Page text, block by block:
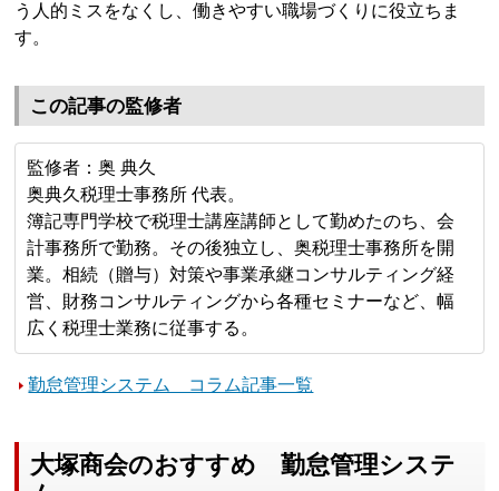
う人的ミスをなくし、働きやすい職場づくりに役立ちま
す。
この記事の監修者
監修者：奥 典久
奥典久税理士事務所 代表。
簿記専門学校で税理士講座講師として勤めたのち、会
計事務所で勤務。その後独立し、奥税理士事務所を開
業。相続（贈与）対策や事業承継コンサルティング経
営、財務コンサルティングから各種セミナーなど、幅
広く税理士業務に従事する。
勤怠管理システム コラム記事一覧
大塚商会のおすすめ 勤怠管理システ